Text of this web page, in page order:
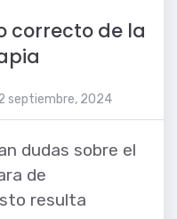
correcto de la
septiembre, 2024
dudas sobre el
de
resulta